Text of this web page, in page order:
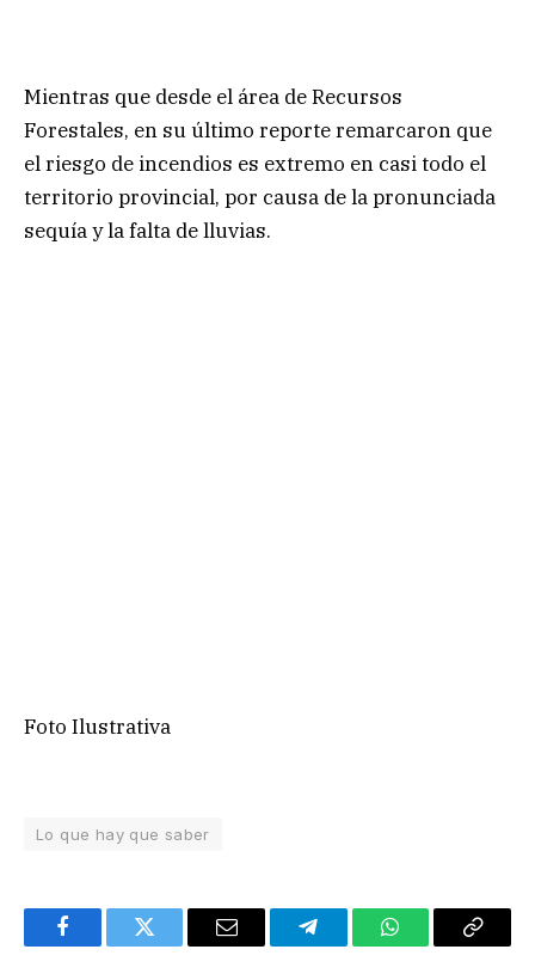
Mientras que desde el área de Recursos
Forestales, en su último reporte remarcaron que
el riesgo de incendios es extremo en casi todo el
territorio provincial, por causa de la pronunciada
sequía y la falta de lluvias.
Foto Ilustrativa
Lo que hay que saber
FacebookTwitter Email TelegramWhatsAppCopy